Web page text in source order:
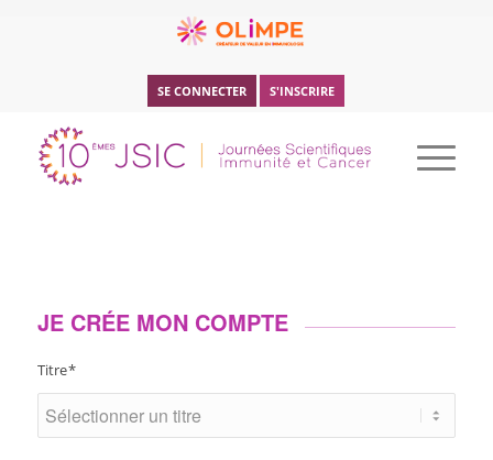
SE CONNECTER S'INSCRIRE
JE CRÉE MON COMPTE
Titre*